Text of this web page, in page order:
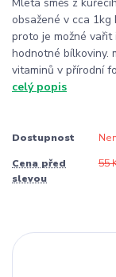
obsažené v cca
proto je možné
hodnotné bílkoviny.
vitaminů v přírodní
celý popis
Dostupnost
Cena před
slevou
55